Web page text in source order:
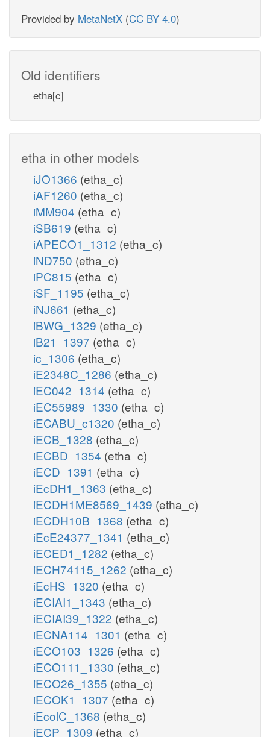
Provided by MetaNetX (CC BY 4.0)
Old identifiers
etha[c]
etha in other models
iJO1366 (etha_c)
iAF1260 (etha_c)
iMM904 (etha_c)
iSB619 (etha_c)
iAPECO1_1312 (etha_c)
iND750 (etha_c)
iPC815 (etha_c)
iSF_1195 (etha_c)
iNJ661 (etha_c)
iBWG_1329 (etha_c)
iB21_1397 (etha_c)
ic_1306 (etha_c)
iE2348C_1286 (etha_c)
iEC042_1314 (etha_c)
iEC55989_1330 (etha_c)
iECABU_c1320 (etha_c)
iECB_1328 (etha_c)
iECBD_1354 (etha_c)
iECD_1391 (etha_c)
iEcDH1_1363 (etha_c)
iECDH1ME8569_1439 (etha_c)
iECDH10B_1368 (etha_c)
iEcE24377_1341 (etha_c)
iECED1_1282 (etha_c)
iECH74115_1262 (etha_c)
iEcHS_1320 (etha_c)
iECIAI1_1343 (etha_c)
iECIAI39_1322 (etha_c)
iECNA114_1301 (etha_c)
iECO103_1326 (etha_c)
iECO111_1330 (etha_c)
iECO26_1355 (etha_c)
iECOK1_1307 (etha_c)
iEcolC_1368 (etha_c)
iECP_1309 (etha_c)